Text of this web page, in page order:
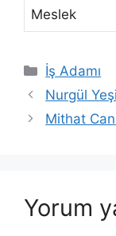
Meslek
Kategoriler
İş Adamı
Nurgül
Mithat
Yorum